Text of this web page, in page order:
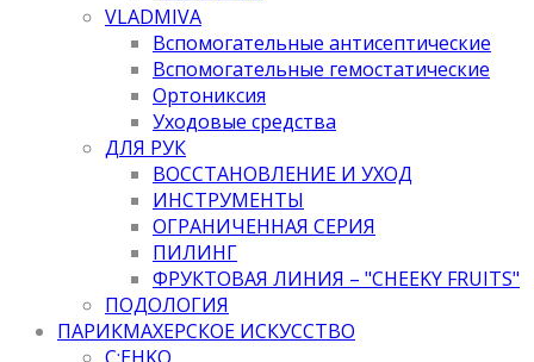
VLADMIVA
Вспомогательные антисептические
Вспомогательные гемостатические
Ортониксия
Уходовые средства
ДЛЯ РУК
ВОССТАНОВЛЕНИЕ И УХОД
ИНСТРУМЕНТЫ
ОГРАНИЧЕННАЯ СЕРИЯ
ПИЛИНГ
ФРУКТОВАЯ ЛИНИЯ – "CHEEKY FRUITS"
ПОДОЛОГИЯ
ПАРИКМАХЕРСКОЕ ИСКУССТВО
C:EHKO